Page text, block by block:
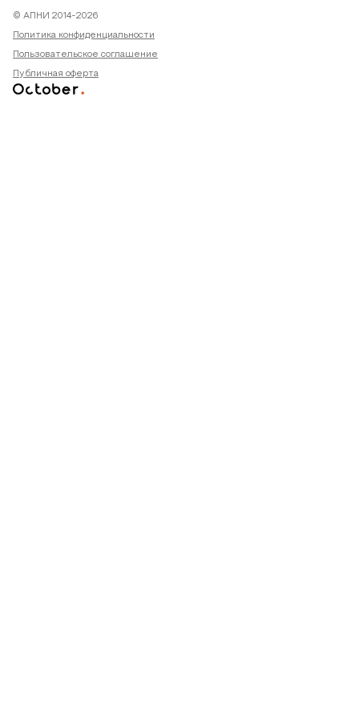
© АПНИ 2014-2026
Политика конфиденциальности
Пользовательское соглашение
Публичная оферта